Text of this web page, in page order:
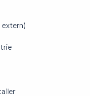
extern)